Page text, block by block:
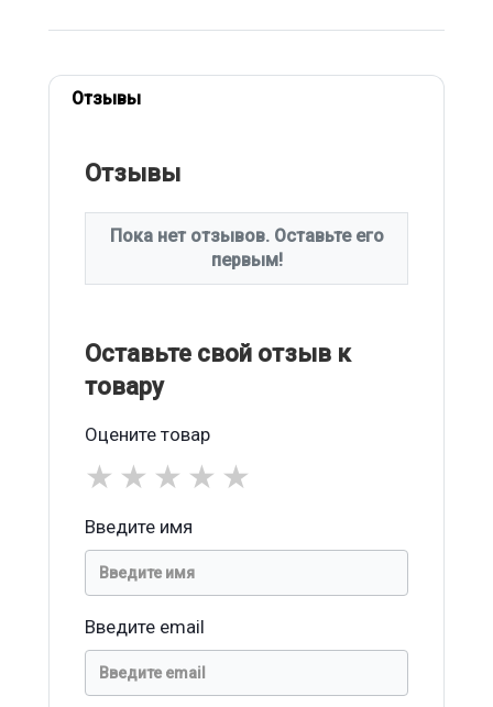
Отзывы
Отзывы
Пока нет отзывов. Оставьте его
первым!
Оставьте свой отзыв к
товару
Оцените товар
★
★
★
★
★
Введите имя
Введите email